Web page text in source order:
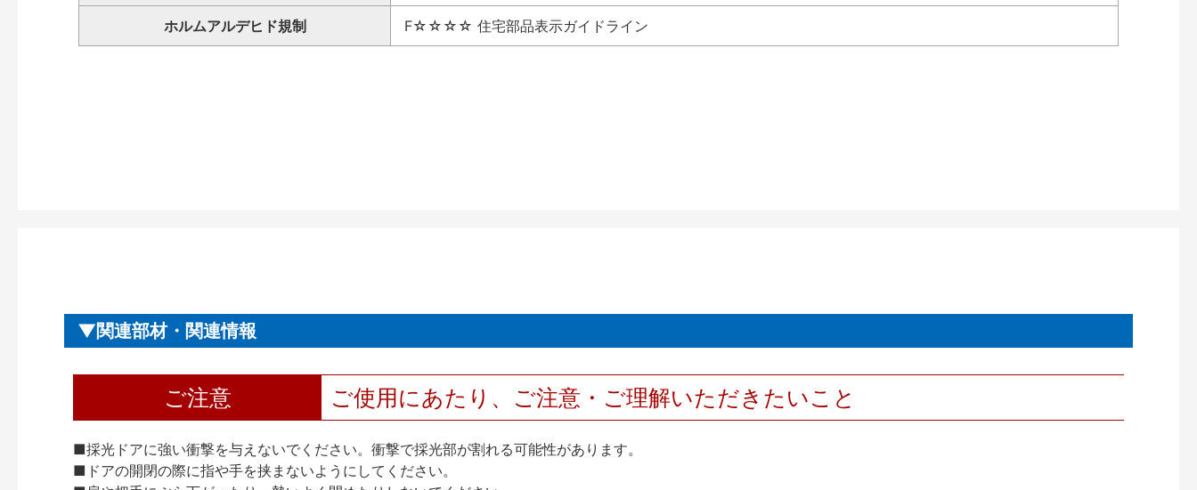
ホルムアルデヒド規制 F☆☆☆☆ 住宅部品表示ガイドライン
関連部材・関連情報
ご注意 ご使用にあたり、ご注意・ご理解いただきたいこと
■採光ドアに強い衝撃を与えないでください。衝撃で採光部が割れる可能性があります。
■ドアの開閉の際に指や手を挟まないようにしてください。